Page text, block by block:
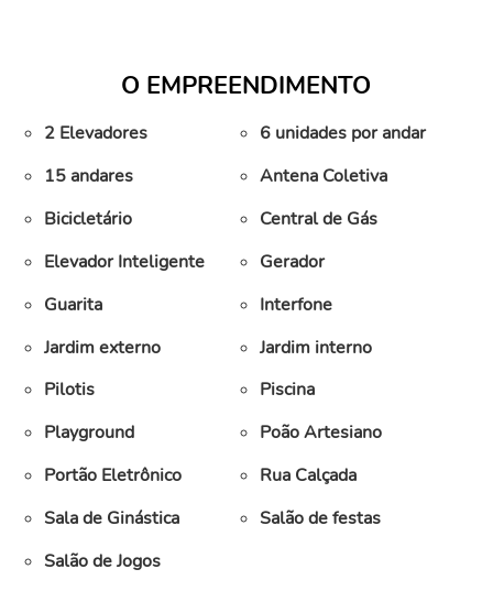
O EMPREENDIMENTO
2 Elevadores
6 unidades por andar
15 andares
Antena Coletiva
Bicicletário
Central de Gás
Elevador Inteligente
Gerador
Guarita
Interfone
Jardim externo
Jardim interno
Pilotis
Piscina
Playground
Poão Artesiano
Portão Eletrônico
Rua Calçada
Sala de Ginástica
Salão de festas
Salão de Jogos